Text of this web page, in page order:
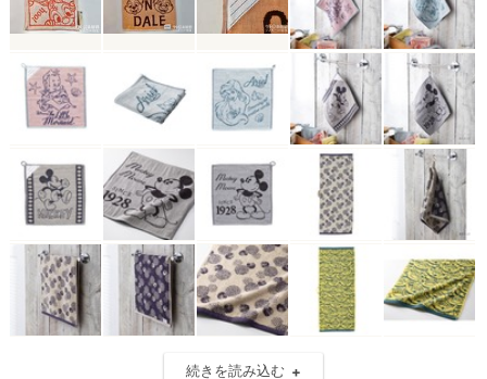
続きを読み込む